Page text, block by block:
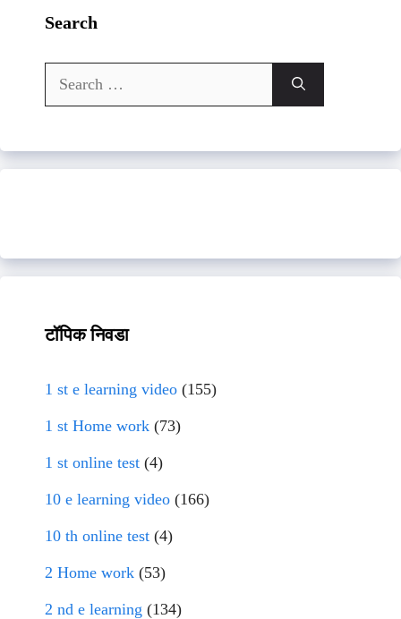
Search
Search
for:
टॉपिक निवडा
1 st e learning video (155)
1 st Home work (73)
1 st online test (4)
10 e learning video (166)
10 th online test (4)
2 Home work (53)
2 nd e learning (134)